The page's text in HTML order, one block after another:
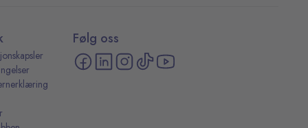
Følg oss